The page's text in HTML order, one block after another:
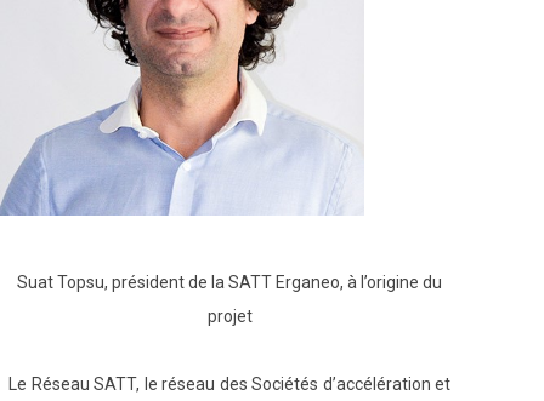
Suat Topsu, président de la SATT Erganeo, à l’origine du
projet
Le Réseau SATT, le réseau des Sociétés d’accélération et